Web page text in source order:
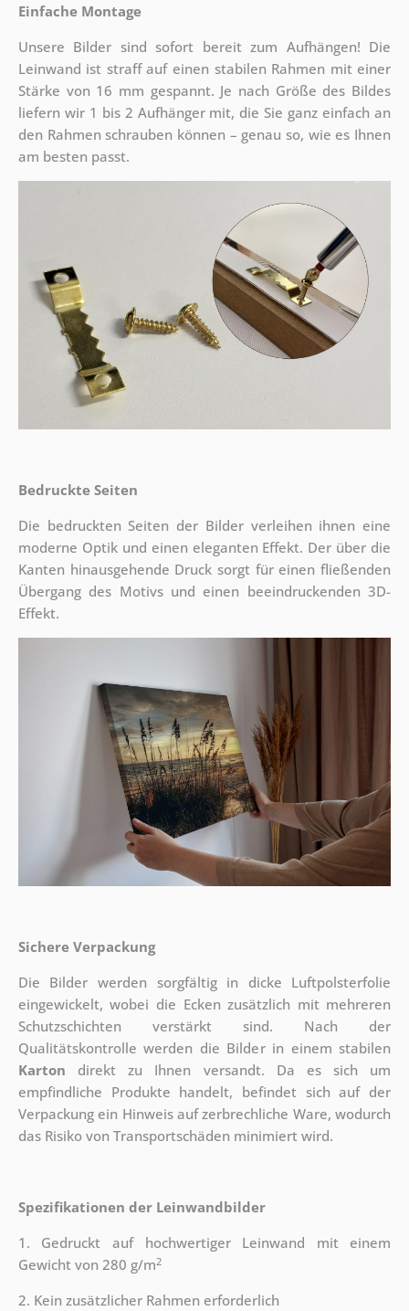
Einfache Montage
Unsere Bilder sind sofort bereit zum Aufhängen! Die
Leinwand ist straff auf einen stabilen Rahmen mit einer
Stärke von 16 mm gespannt. Je nach Größe des Bildes
liefern wir 1 bis 2 Aufhänger mit, die Sie ganz einfach an
den Rahmen schrauben können – genau so, wie es Ihnen
am besten passt.
Bedruckte Seiten
Die bedruckten Seiten der Bilder verleihen ihnen eine
moderne Optik und einen eleganten Effekt. Der über die
Kanten hinausgehende Druck sorgt für einen fließenden
Übergang des Motivs und einen beeindruckenden 3D-
Effekt.
Sichere Verpackung
Die Bilder werden sorgfältig in dicke Luftpolsterfolie
eingewickelt, wobei die Ecken zusätzlich mit mehreren
Schutzschichten verstärkt sind. Nach der
Qualitätskontrolle werden die Bilder in einem stabilen
Karton direkt zu Ihnen versandt. Da es sich um
empfindliche Produkte handelt, befindet sich auf der
Verpackung ein Hinweis auf zerbrechliche Ware, wodurch
das Risiko von Transportschäden minimiert wird.
Spezifikationen der Leinwandbilder
1. Gedruckt auf hochwertiger Leinwand mit einem
Gewicht von 280 g/m2
2. Kein zusätzlicher Rahmen erforderlich